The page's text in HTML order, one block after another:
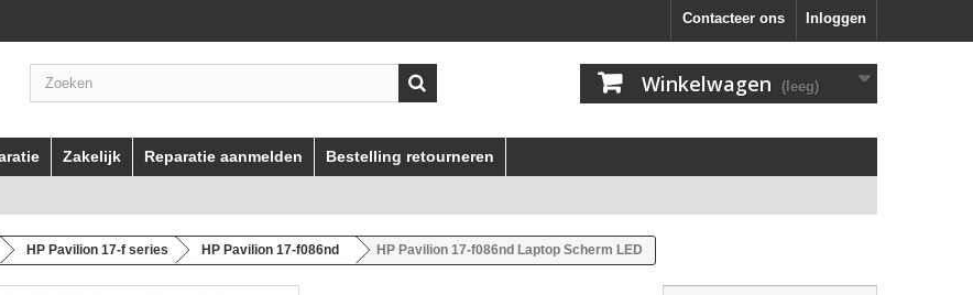
Inloggen
Contacteer ons
Winkelwagen (leeg)
Zakelijk Reparatie aanmelden Bestelling retourneren
HP Pavilion 17-f series HP Pavilion 17-f086nd HP Pavilion 17-f086nd Laptop Scherm LED